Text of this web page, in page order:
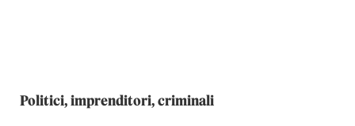
Politici, imprenditori, criminali